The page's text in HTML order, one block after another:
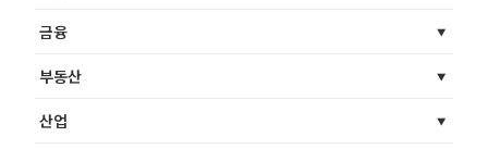
금융
부동산
산업